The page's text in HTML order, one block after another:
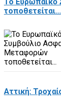
τοποθετείται...
Αττική: